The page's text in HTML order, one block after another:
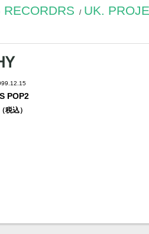
UK.
POP2
税込）